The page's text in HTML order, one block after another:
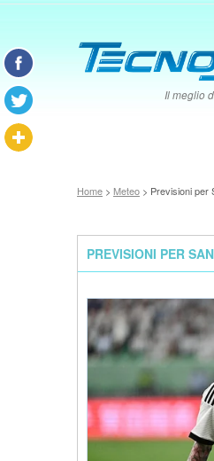
Il meglio
Home > Meteo > Previsioni per
PREVISIONI PER